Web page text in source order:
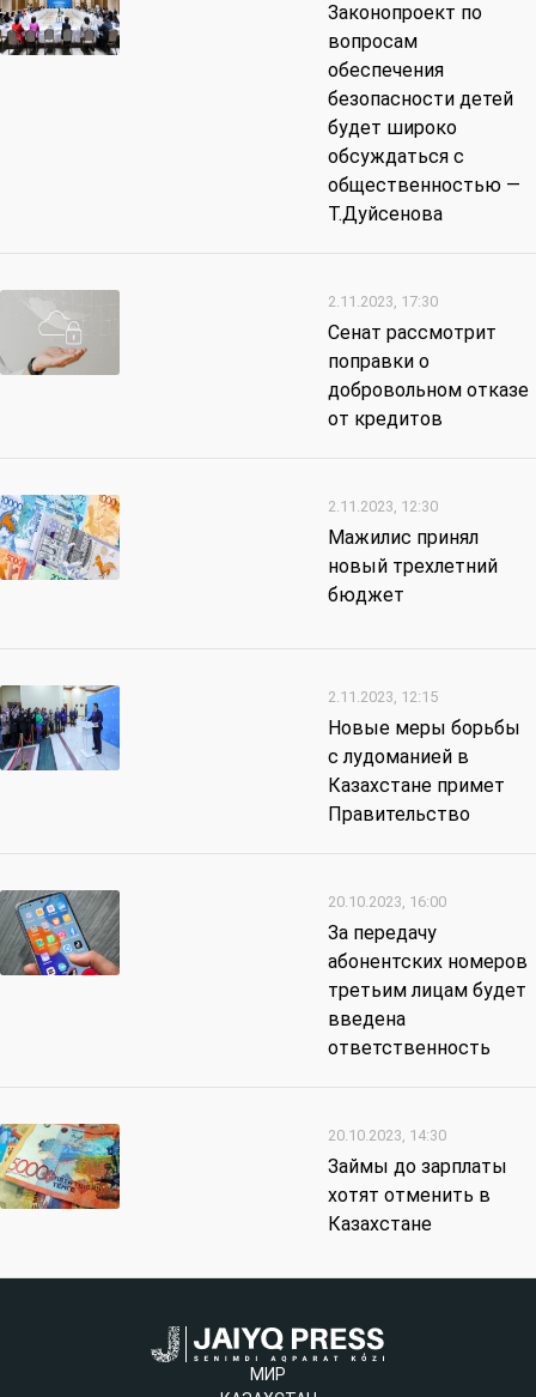
Законопроект по
вопросам
обеспечения
безопасности детей
будет широко
обсуждаться с
общественностью —
Т.Дуйсенова
2.11.2023, 17:30
Сенат рассмотрит
поправки о
добровольном отказе
от кредитов
2.11.2023, 12:30
Мажилис принял
новый трехлетний
бюджет
2.11.2023, 12:15
Новые меры борьбы
с лудоманией в
Казахстане примет
Правительство
20.10.2023, 16:00
За передачу
абонентских номеров
третьим лицам будет
введена
ответственность
20.10.2023, 14:30
Займы до зарплаты
хотят отменить в
Казахстане
МИР